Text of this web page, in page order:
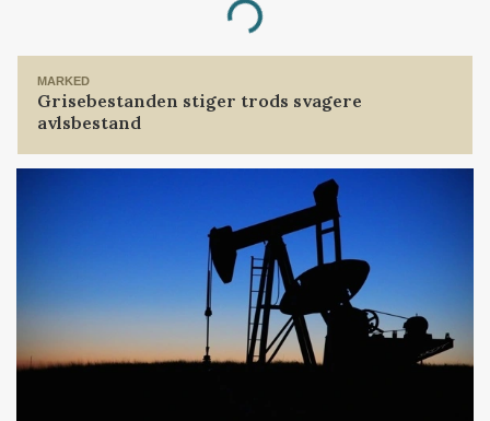
Loading...
MARKED
Grisebestanden stiger trods svagere
avlsbestand